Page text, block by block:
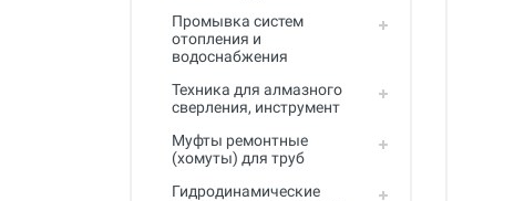
Гидродинамические машины
для промывки труб
Машины и инструмент для
Ручной инструмент
Промывка систем
отопления и
водоснабжения
Техника для алмазного
сверления, инструмент
Муфты ремонтные
(хомуты) для труб
Гидродинамические